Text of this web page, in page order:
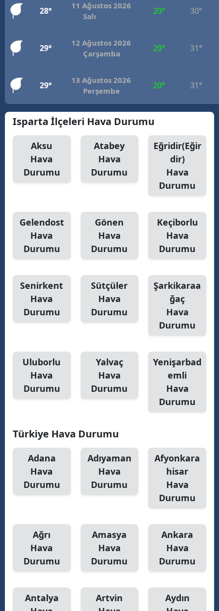
28°
11 Ağustos 2026
Salı
20° 30°
29°
12 Ağustos 2026
Çarşamba
20° 31°
29°
13 Ağustos 2026
Perşembe
20° 31°
Isparta İlçeleri Hava Durumu
Aksu
Hava
Durumu
Atabey
Hava
Durumu
Eğridir(Eğir
dir)
Hava
Durumu
Gelendost
Hava
Durumu
Gönen
Hava
Durumu
Keçiborlu
Hava
Durumu
Senirkent
Hava
Durumu
Sütçüler
Hava
Durumu
Şarkikaraa
ğaç
Hava
Durumu
Uluborlu
Hava
Durumu
Yalvaç
Hava
Durumu
Yenişarbad
emli
Hava
Durumu
Türkiye Hava Durumu
Adana
Hava
Durumu
Adıyaman
Hava
Durumu
Afyonkara
hisar
Hava
Durumu
Ağrı
Hava
Durumu
Amasya
Hava
Durumu
Ankara
Hava
Durumu
Antalya
Artvin
Aydın